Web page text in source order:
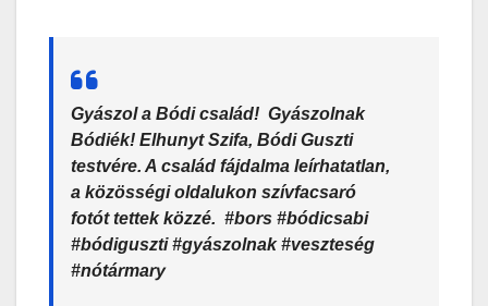
Gyászol a Bódi család! Gyászolnak
Bódiék! Elhunyt Szifa, Bódi Guszti
testvére. A család fájdalma leírhatatlan,
a közösségi oldalukon szívfacsaró
fotót tettek közzé. #bors #bódicsabi
#bódiguszti #gyászolnak #veszteség
#nótármary